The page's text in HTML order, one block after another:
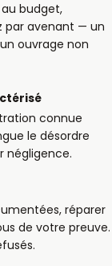
budget,
par avenant — un
ouvrage non
connue
le désordre
négligence.
réparer
de votre preuve.